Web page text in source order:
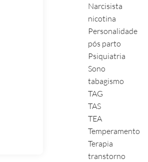
Narcisista
nicotina
Personalidade
pós parto
Psiquiatria
Sono
tabagismo
TAG
TAS
TEA
Temperamento
Terapia
transtorno